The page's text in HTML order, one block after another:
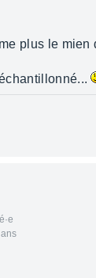
plus le mien